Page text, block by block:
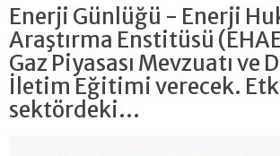
Enerji Günlüğü - Enerji
Araştırma Enstitüsü
Gaz Piyasası Mevzuatı ve
İletim Eğitimi verecek.
sektördeki...